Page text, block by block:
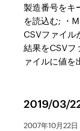
製造番号をキ
を読込む; ・
CSVファイル
結果をCSVフ
ァイルに値を
2019/03/
2007年10月22日